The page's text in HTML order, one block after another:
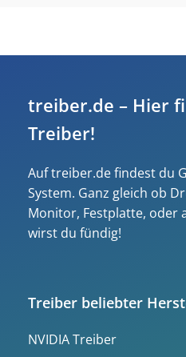
treiber.de – Hier
Treiber!
Auf treiber.de findest du
System. Ganz gleich ob
Monitor, Festplatte, oder
wirst du fündig!
Treiber beliebter
NVIDIA Treiber